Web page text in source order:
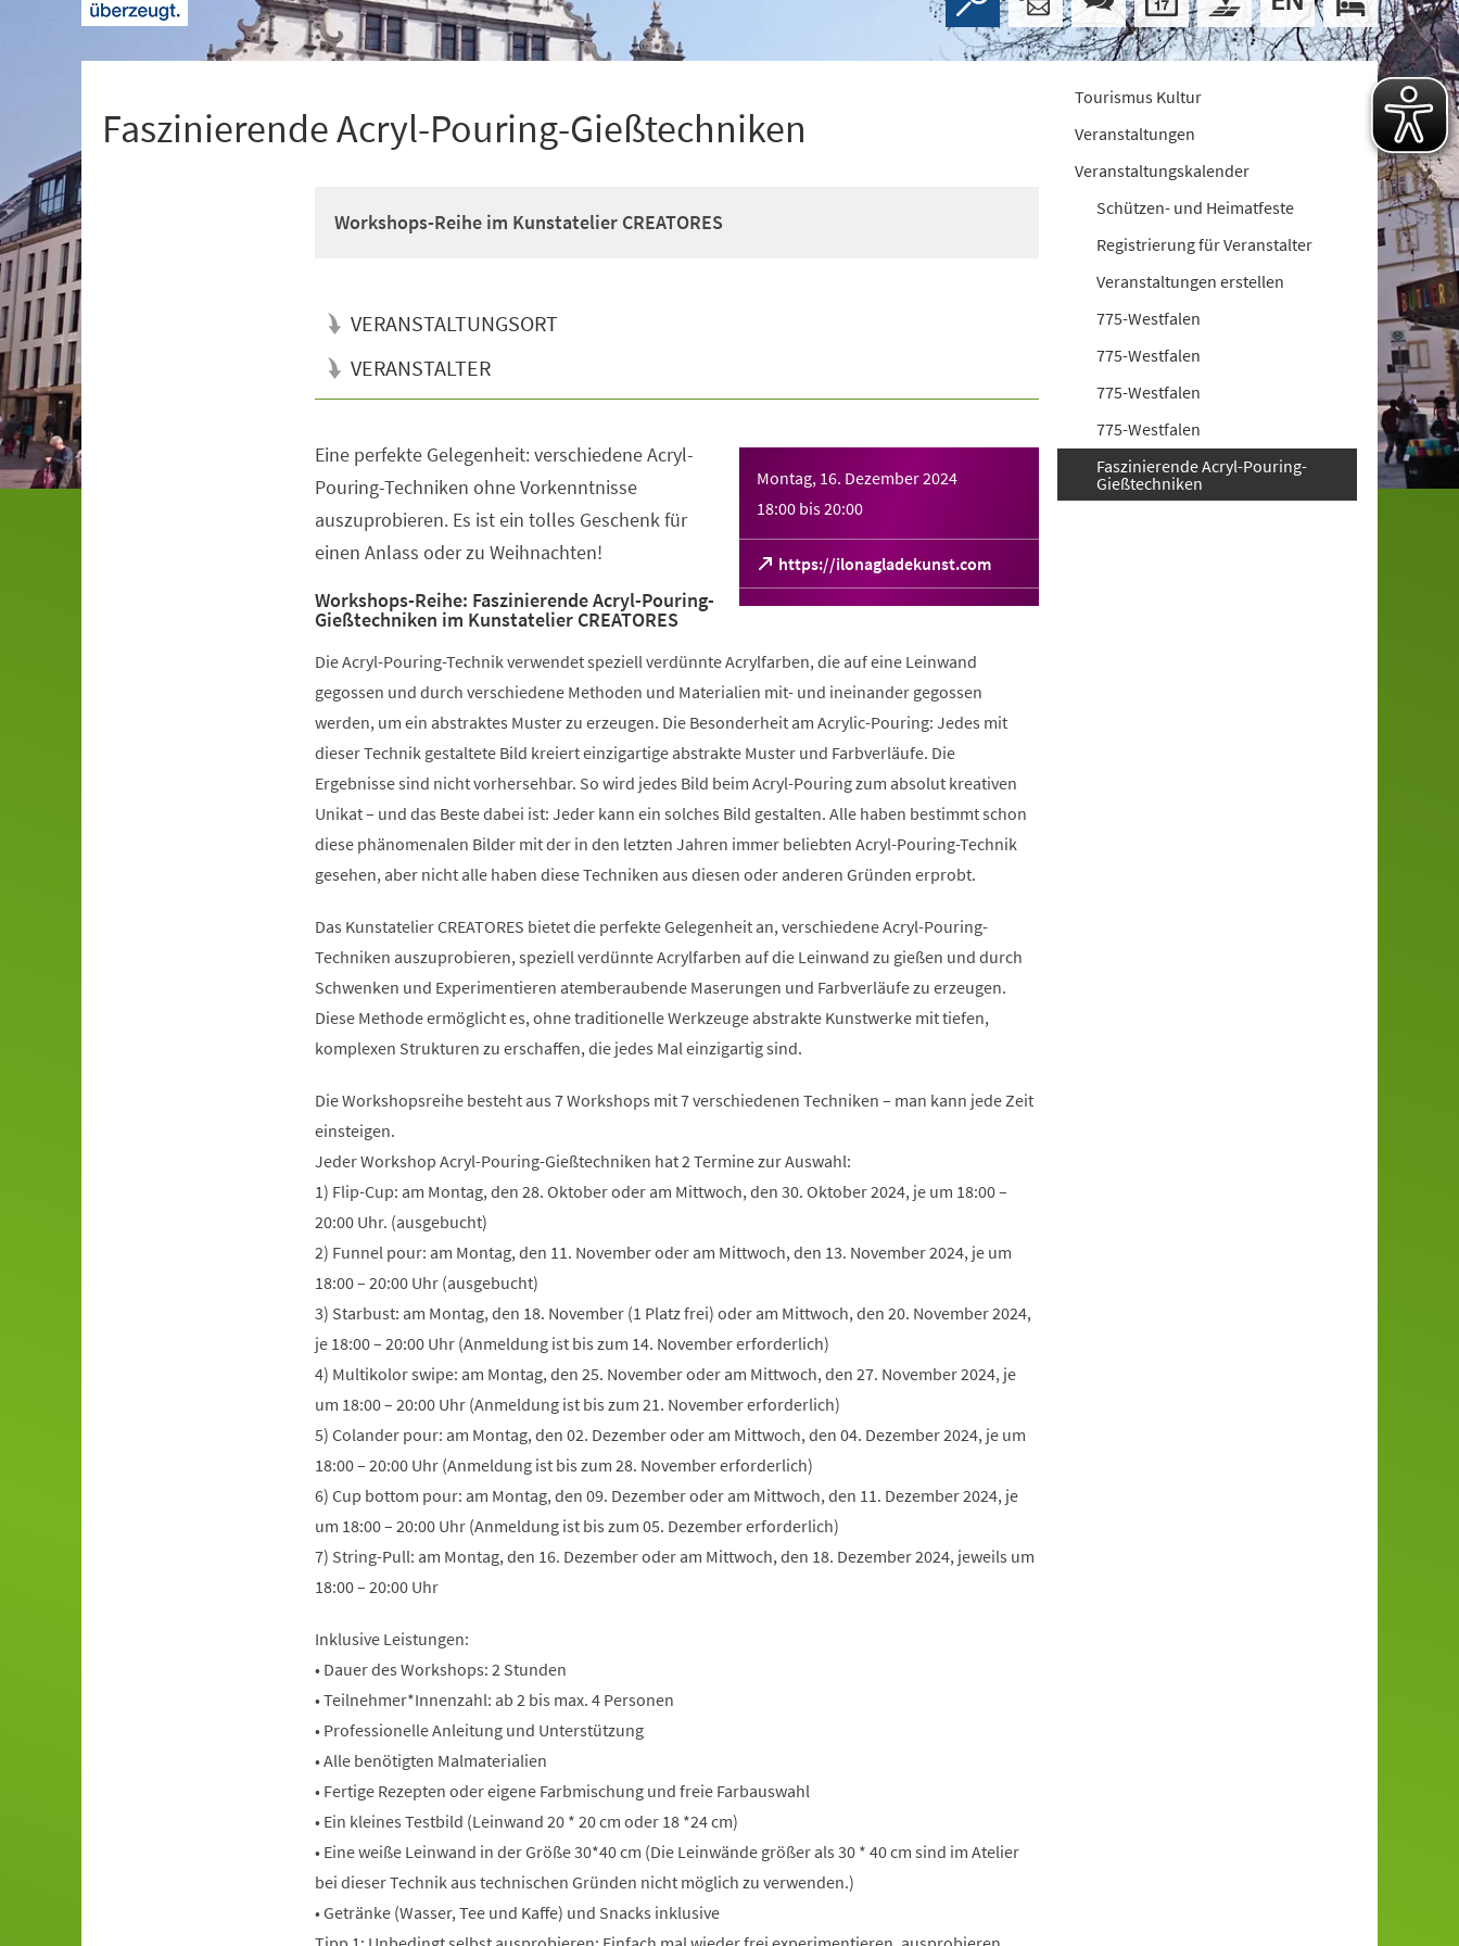
Faszinierende Acryl-Pouring-Gießtechniken
Workshops-Reihe im Kunstatelier CREATORES
VERANSTALTUNGSORT
VERANSTALTER
Montag, 16. Dezember 2024
18:00 bis20:00
https://ilonagladekunst.com
(Öffnet
in
einem
Tab)
Eine perfekte Gelegenheit: verschiedene Acryl-
Pouring-Techniken ohne Vorkenntnisse
auszuprobieren. Es ist ein tolles Geschenk für
einen Anlass oder zu Weihnachten!
Workshops-Reihe: Faszinierende Acryl-Pouring-
Gießtechniken im Kunstatelier CREATORES
Die Acryl-Pouring-Technik verwendet speziell verdünnte Acrylfarben, die auf eine Leinwand
gegossen und durch verschiedene Methoden und Materialien mit- und ineinander gegossen
werden, um ein abstraktes Muster zu erzeugen. Die Besonderheit am Acrylic-Pouring: Jedes mit
dieser Technik gestaltete Bild kreiert einzigartige abstrakte Muster und Farbverläufe. Die
Ergebnisse sind nicht vorhersehbar. So wird jedes Bild beim Acryl-Pouring zum absolut kreativen
Unikat – und das Beste dabei ist: Jeder kann ein solches Bild gestalten. Alle haben bestimmt schon
diese phänomenalen Bilder mit der in den letzten Jahren immer beliebten Acryl-Pouring-Technik
gesehen, aber nicht alle haben diese Techniken aus diesen oder anderen Gründen erprobt.
Das Kunstatelier CREATORES bietet die perfekte Gelegenheit an, verschiedene Acryl-Pouring-
Techniken auszuprobieren, speziell verdünnte Acrylfarben auf die Leinwand zu gießen und durch
Schwenken und Experimentieren atemberaubende Maserungen und Farbverläufe zu erzeugen.
Diese Methode ermöglicht es, ohne traditionelle Werkzeuge abstrakte Kunstwerke mit tiefen,
komplexen Strukturen zu erschaffen, die jedes Mal einzigartig sind.
Die Workshopsreihe besteht aus 7 Workshops mit 7 verschiedenen Techniken – man kann jede Zeit
einsteigen.
Jeder Workshop Acryl-Pouring-Gießtechniken hat 2 Termine zur Auswahl:
1) Flip-Cup: am Montag, den 28. Oktober oder am Mittwoch, den 30. Oktober 2024, je um 18:00 –
20:00 Uhr. (ausgebucht)
2) Funnel pour: am Montag, den 11. November oder am Mittwoch, den 13. November 2024, je um
18:00 – 20:00 Uhr (ausgebucht)
3) Starbust: am Montag, den 18. November (1 Platz frei) oder am Mittwoch, den 20. November 2024,
je 18:00 – 20:00 Uhr (Anmeldung ist bis zum 14. November erforderlich)
4) Multikolor swipe: am Montag, den 25. November oder am Mittwoch, den 27. November 2024, je
um 18:00 – 20:00 Uhr (Anmeldung ist bis zum 21. November erforderlich)
5) Colander pour: am Montag, den 02. Dezember oder am Mittwoch, den 04. Dezember 2024, je um
18:00 – 20:00 Uhr (Anmeldung ist bis zum 28. November erforderlich)
6) Cup bottom pour: am Montag, den 09. Dezember oder am Mittwoch, den 11. Dezember 2024, je
um 18:00 – 20:00 Uhr (Anmeldung ist bis zum 05. Dezember erforderlich)
7) String-Pull: am Montag, den 16. Dezember oder am Mittwoch, den 18. Dezember 2024, jeweils um
18:00 – 20:00 Uhr
Inklusive Leistungen:
• Dauer des Workshops: 2 Stunden
• Teilnehmer*Innenzahl: ab 2 bis max. 4 Personen
• Professionelle Anleitung und Unterstützung
• Alle benötigten Malmaterialien
• Fertige Rezepten oder eigene Farbmischung und freie Farbauswahl
• Ein kleines Testbild (Leinwand 20 * 20 cm oder 18 *24 cm)
• Eine weiße Leinwand in der Größe 30*40 cm (Die Leinwände größer als 30 * 40 cm sind im Atelier
bei dieser Technik aus technischen Gründen nicht möglich zu verwenden.)
• Getränke (Wasser, Tee und Kaffe) und Snacks inklusive
Tourismus Kultur
Veranstaltungen
Veranstaltungskalender
Schützen- und Heimatfeste
Registrierung für Veranstalter
Veranstaltungen erstellen
775-Westfalen
775-Westfalen
775-Westfalen
775-Westfalen
Faszinierende Acryl-Pouring-
Gießtechniken